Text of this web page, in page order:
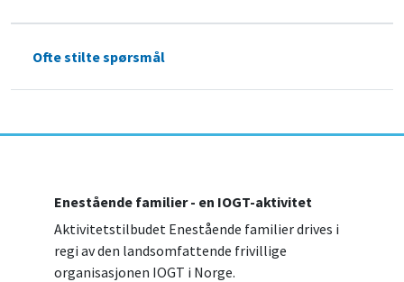
Ofte stilte spørsmål
Enestående familier - en IOGT-aktivitet
Aktivitetstilbudet Enestående familier drives i
regi av den landsomfattende frivillige
organisasjonen IOGT i Norge.